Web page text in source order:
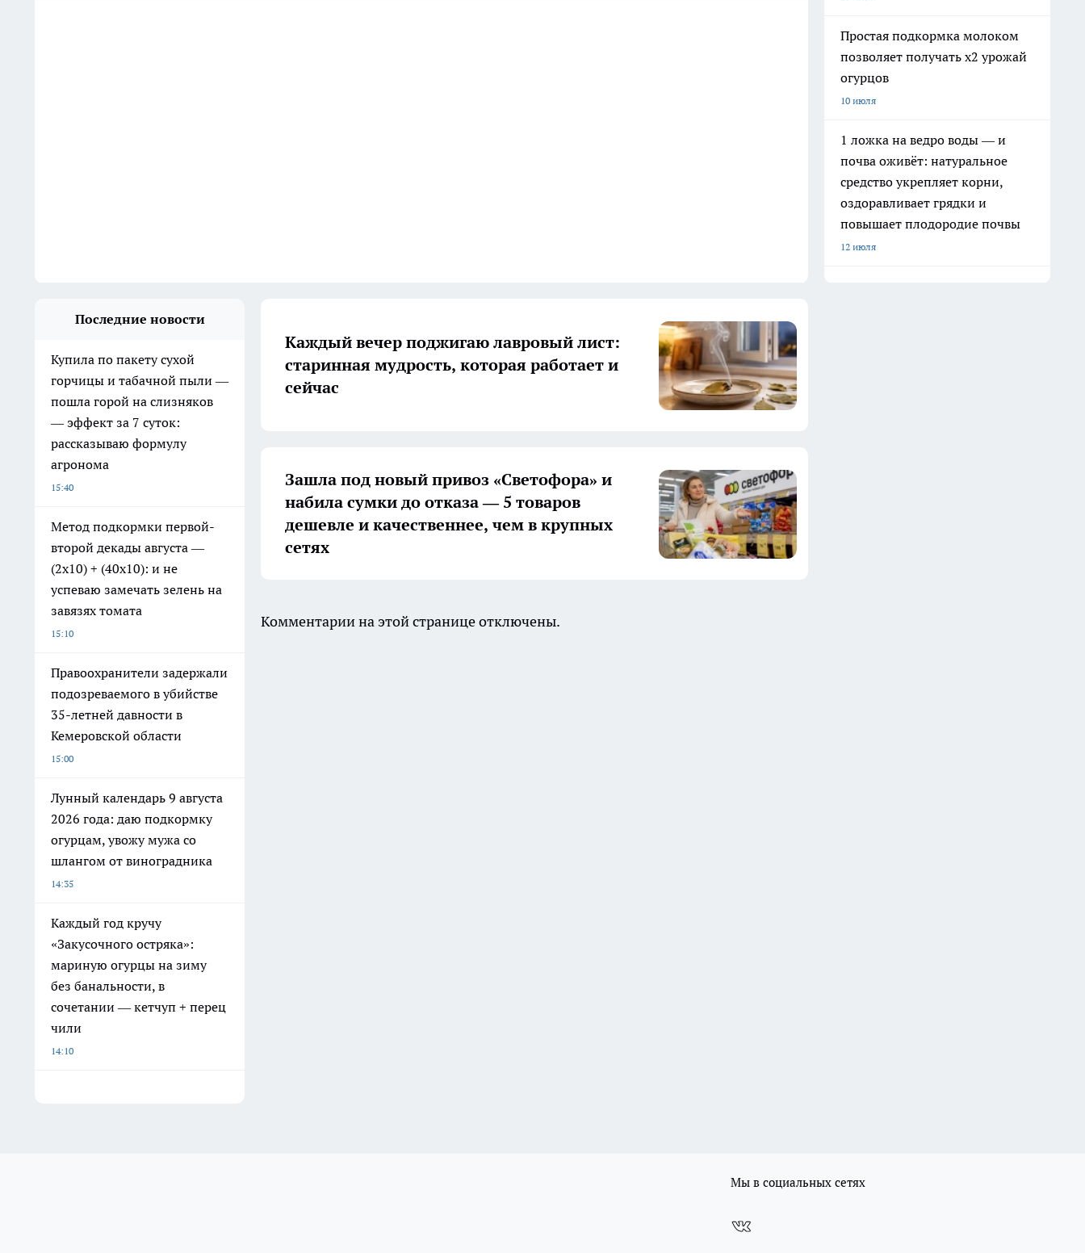
Простая подкормка молоком
позволяет получать х2 урожай
огурцов
10 июля
1 ложка на ведро воды — и
почва оживёт: натуральное
средство укрепляет корни,
оздоравливает грядки и
повышает плодородие почвы
12 июля
Последние новости
Купила по пакету сухой
горчицы и табачной пыли —
пошла горой на слизняков
— эффект за 7 суток:
рассказываю формулу
агронома
15:40
Метод подкормки первой-
второй декады августа —
(2х10) + (40х10): и не
успеваю замечать зелень на
завязях томата
15:10
Правоохранители задержали
подозреваемого в убийстве
35-летней давности в
Кемеровской области
15:00
Лунный календарь 9 августа
2026 года: даю подкормку
огурцам, увожу мужа со
шлангом от виноградника
14:35
Каждый год кручу
«Закусочного остряка»:
мариную огурцы на зиму
без банальности, в
сочетании — кетчуп + перец
чили
14:10
Каждый вечер поджигаю лавровый лист:
старинная мудрость, которая работает и
сейчас
Зашла под новый привоз «Светофора» и
набила сумки до отказа — 5 товаров
дешевле и качественнее, чем в крупных
сетях
Комментарии на этой странице отключены.
Мы в социальных сетях